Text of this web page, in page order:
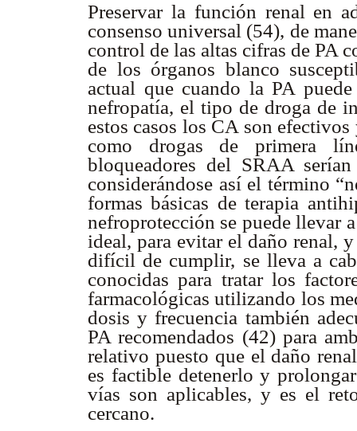
Preservar la función renal en
consenso universal (54), de
control de las altas cifras de PA
de los órganos blanco
actual que cuando la PA
nefropatía, el tipo de droga de
estos casos los CA son
como drogas de primera
bloqueadores del SRAA
considerándose así el término
formas básicas de terapia
nefroprotección se puede llevar
ideal, para evitar el daño renal,
difícil de cumplir, se lleva a
conocidas para tratar los
farmacológicas utilizando los
dosis y frecuencia también
PA recomendados (42) para
relativo puesto que el daño
es factible detenerlo y
vías son aplicables, y es el
cercano.